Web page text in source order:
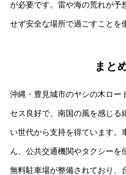
が必要です。雷や海の荒れが予
せず安全な場所で過ごすことを
まと
沖縄・豊見城市のヤシの木ロー
セス良好で、南国の風を感じる
い世代から支持を得ています。
ん、公共交通機関やタクシーを
無料駐車場が整備されており、